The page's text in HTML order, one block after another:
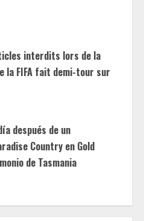
interdits lors de la
la FIFA fait demi-tour sur
después de un
Country en Gold
de Tasmania